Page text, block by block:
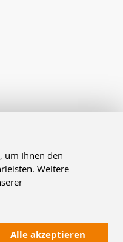
um Ihnen den
Weitere
Alle akzeptieren